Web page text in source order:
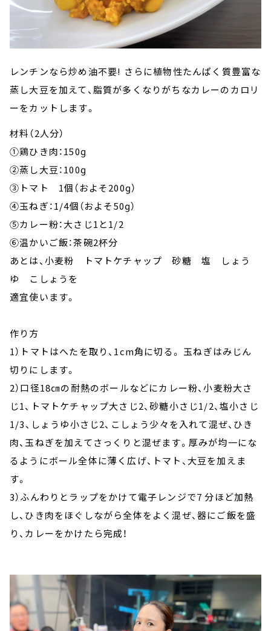
レンチンなら炒め油不要! さらに植物性たんぱく質豊富な
蒸し大豆を加えて、脂質が多くなりがちなカレーのカロリ
ーをカットします。
材料（2人分）
①鶏ひき肉：150ɡ
②蒸し大豆：100ɡ
③トマト 1個（およそ200ɡ）
④玉ねぎ：1/4個（およそ50ɡ）
⑤カレー粉：大さじ1と1/2
⑥温かいご飯：茶碗2杯分
あとは、小麦粉 トマトケチャップ 砂糖 塩 しょう
ゆ こしょうを
適宜使います。
作り方
1）トマトはへたを取り、1cm角に切る。 玉ねぎはみじん
切りにします。
2）口径18㎝の耐熱のボールなどにカレー粉、小麦粉大さ
じ1、トマトケチャップ大さじ2、砂糖小さじ1/2、塩小さじ
1/3、しょうゆ小さじ2、こしょう少々を入れて混ぜ、ひき
肉、玉ねぎを加えてさっくりと混ぜます。厚みが均一にな
るようにボール全体に薄く広げ、トマト、大豆を加えま
す。
3）ふんわりとラップをかけて電子レンジで7 分ほど加熱
し、ひき肉をほぐしながら全体をよく混ぜ、器にご飯を盛
り、カレーをかけたら完成！